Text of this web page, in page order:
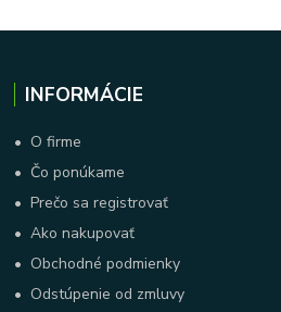
INFORMÁCIE
• O firme
• Čo ponúkame
•Prečo sa registrovať
•Ako nakupovať
• Obchodné podmienky
• Odstúpenie od zmluvy